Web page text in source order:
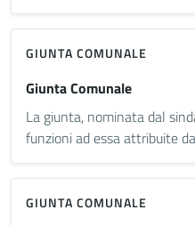
GIUNTA COMUNALE
Giunta Comunale
La giunta, nominata dal
funzioni ad essa attribuite
GIUNTA COMUNALE